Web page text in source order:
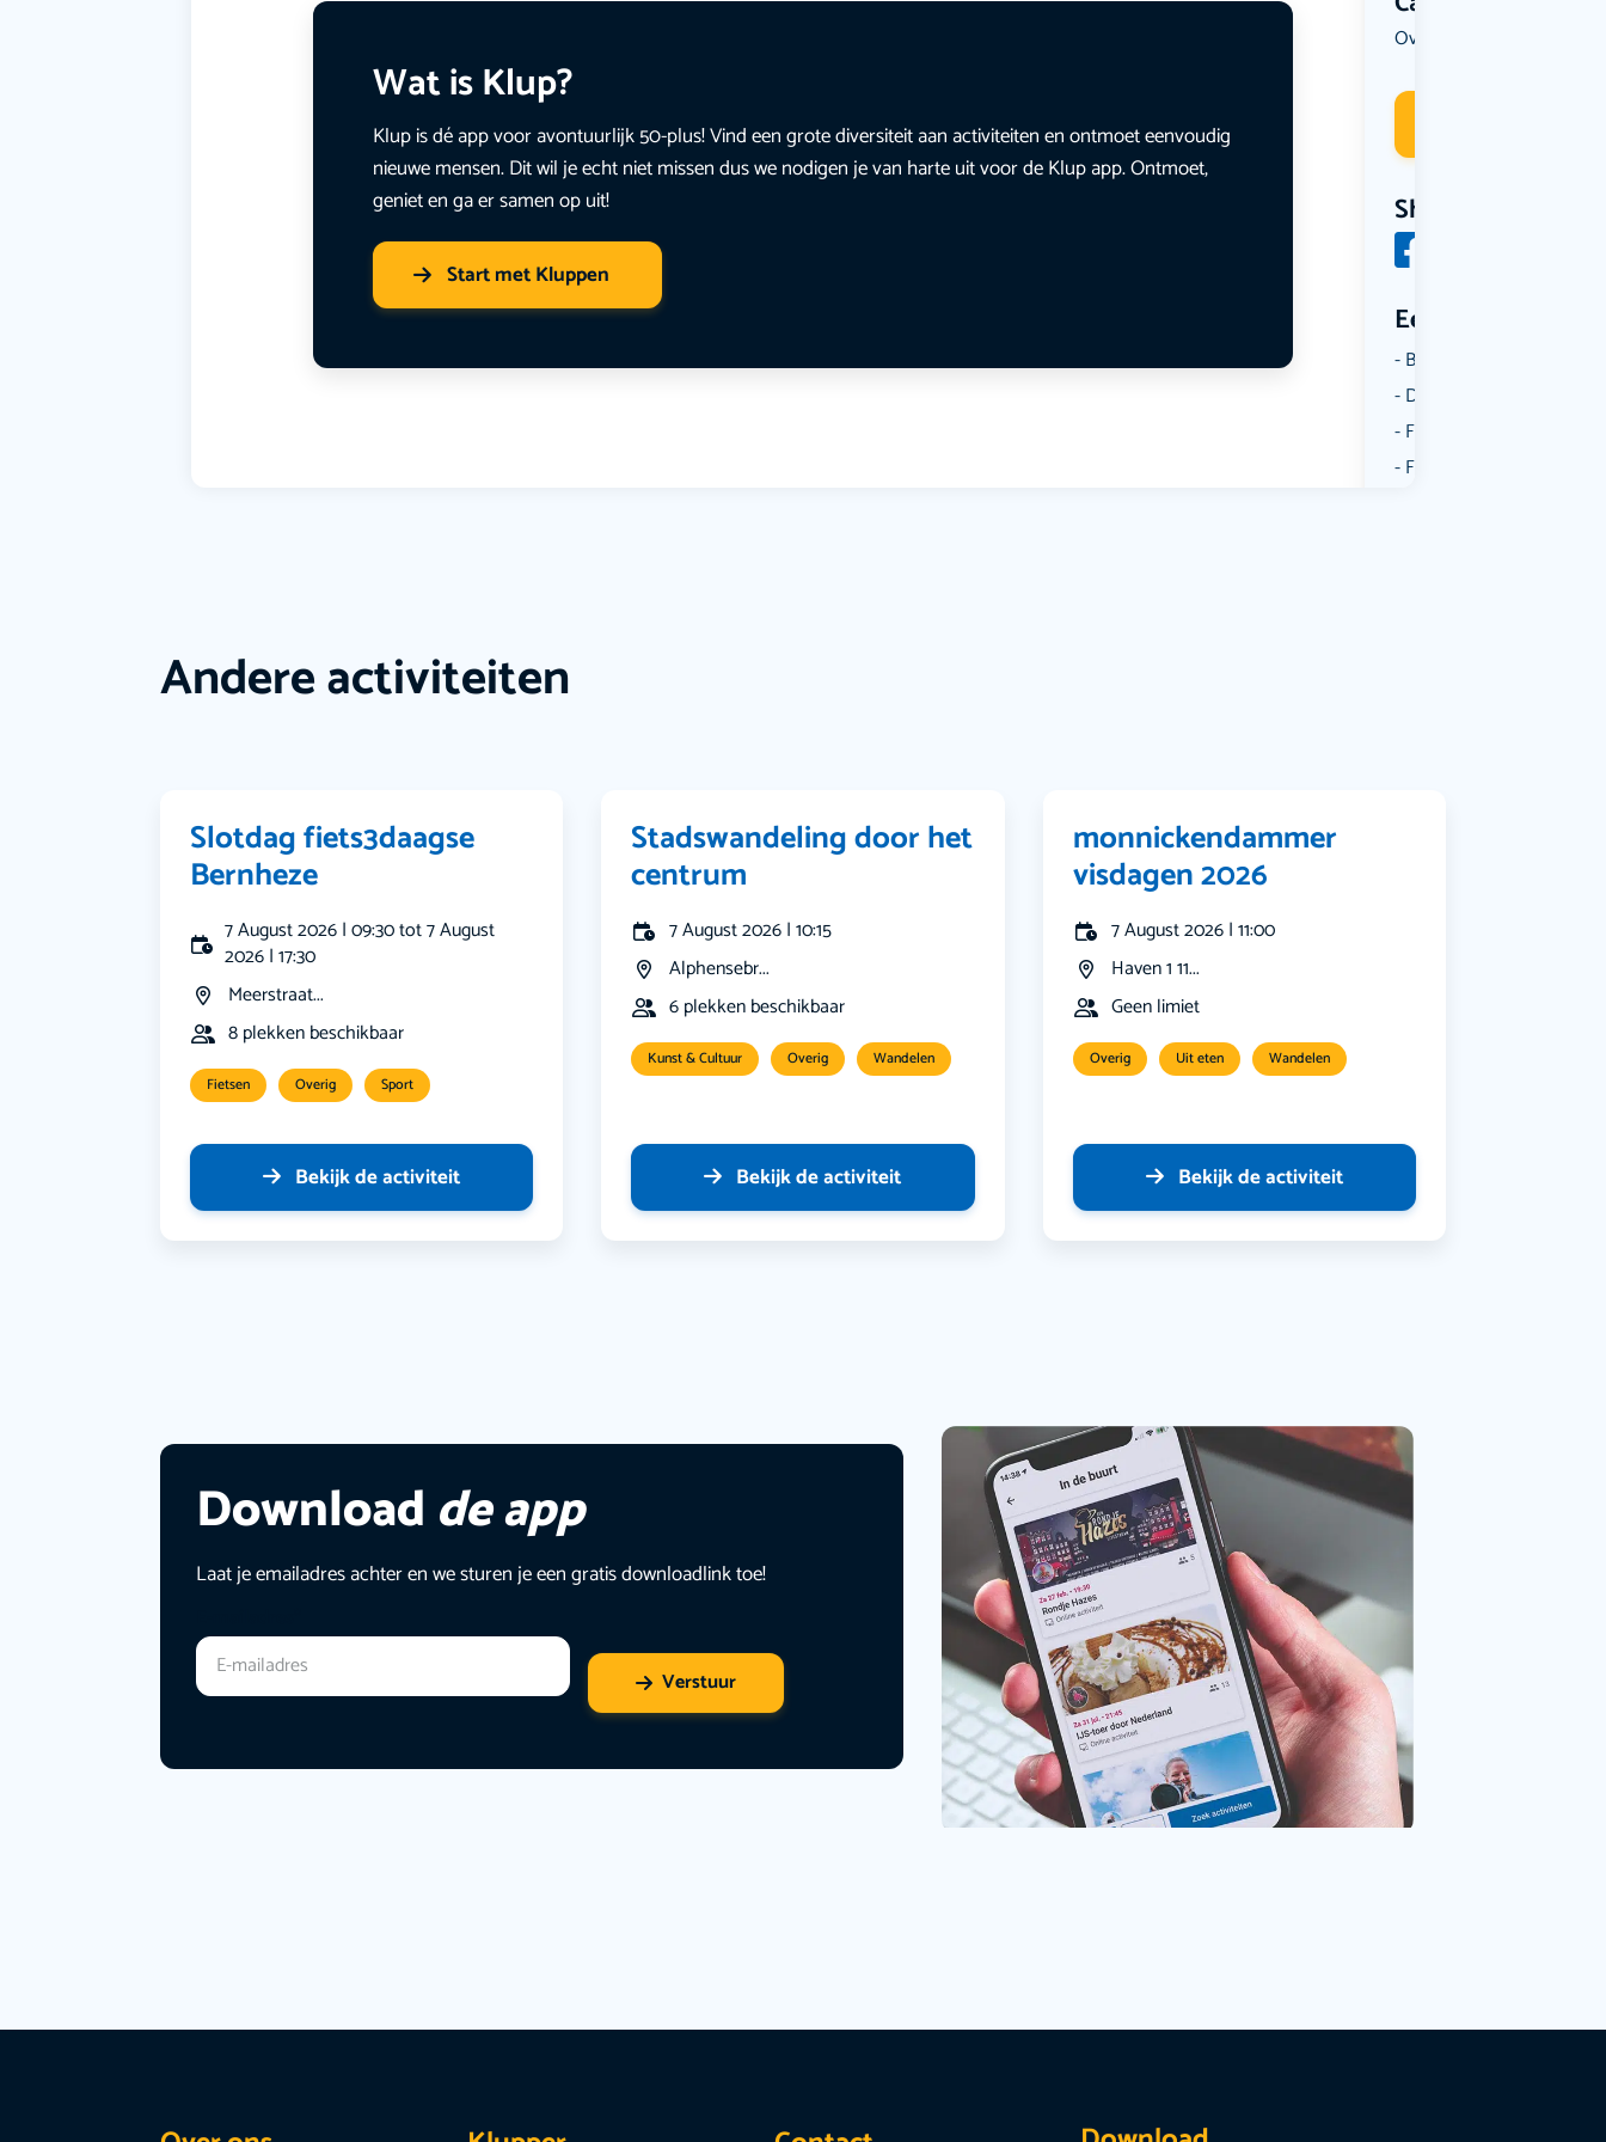
Overig
Share
Een aantal
Borrelen
Dansen
Fietsen
Film
Wat is Klup?
Klup is dé app voor avontuurlijk 50-plus! Vind een grote diversiteit aan activiteiten en ontmoet eenvoudig
nieuwe mensen. Dit wil je echt niet missen dus we nodigen je van harte uit voor de Klup app. Ontmoet,
geniet en ga er samen op uit!
Start met Kluppen
Andere activiteiten
Slotdag fiets3daagse
Bernheze
7 August 2026 | 09:30 tot 7 August
2026 | 17:30
Meerstraat...
8 plekken beschikbaar
Fietsen Overig Sport
Bekijk de activiteit
Stadswandeling door het
centrum
7 August 2026 | 10:15
Alphensebr...
6 plekken beschikbaar
Kunst & Cultuur Overig Wandelen
Bekijk de activiteit
monnickendammer
visdagen 2026
7 August 2026 | 11:00
Haven 1 11...
Geen limiet
Overig Uit eten Wandelen
Bekijk de activiteit
Download de app
Laat je emailadres achter en we sturen je een gratis downloadlink toe!
Verstuur